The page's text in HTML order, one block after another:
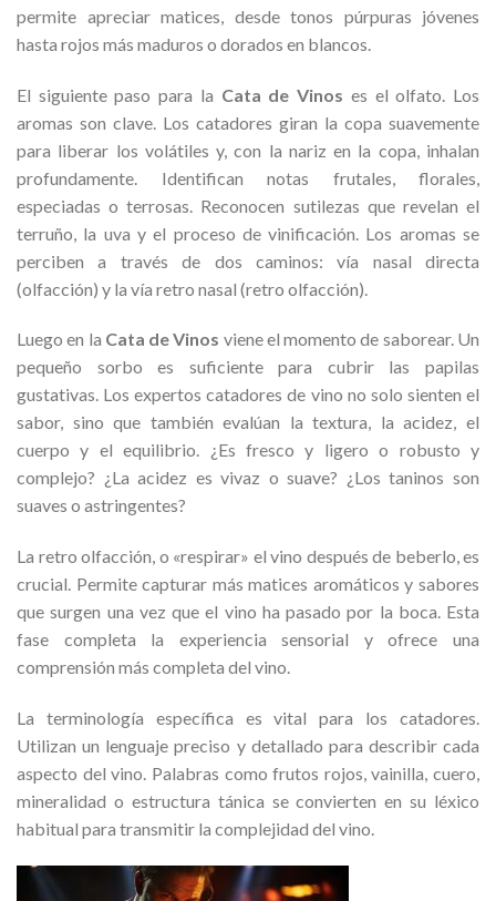
permite apreciar matices, desde tonos púrpuras jóvenes
hasta rojos más maduros o dorados en blancos.
El siguiente paso para la Cata de Vinos es el olfato. Los
aromas son clave. Los catadores giran la copa suavemente
para liberar los volátiles y, con la nariz en la copa, inhalan
profundamente. Identifican notas frutales, florales,
especiadas o terrosas. Reconocen sutilezas que revelan el
terruño, la uva y el proceso de vinificación. Los aromas se
perciben a través de dos caminos: vía nasal directa
(olfacción) y la vía retro nasal (retro olfacción).
Luego en la Cata de Vinos viene el momento de saborear. Un
pequeño sorbo es suficiente para cubrir las papilas
gustativas. Los expertos catadores de vino no solo sienten el
sabor, sino que también evalúan la textura, la acidez, el
cuerpo y el equilibrio. ¿Es fresco y ligero o robusto y
complejo? ¿La acidez es vivaz o suave? ¿Los taninos son
suaves o astringentes?
La retro olfacción, o «respirar» el vino después de beberlo, es
crucial. Permite capturar más matices aromáticos y sabores
que surgen una vez que el vino ha pasado por la boca. Esta
fase completa la experiencia sensorial y ofrece una
comprensión más completa del vino.
La terminología específica es vital para los catadores.
Utilizan un lenguaje preciso y detallado para describir cada
aspecto del vino. Palabras como frutos rojos, vainilla, cuero,
mineralidad o estructura tánica se convierten en su léxico
habitual para transmitir la complejidad del vino.